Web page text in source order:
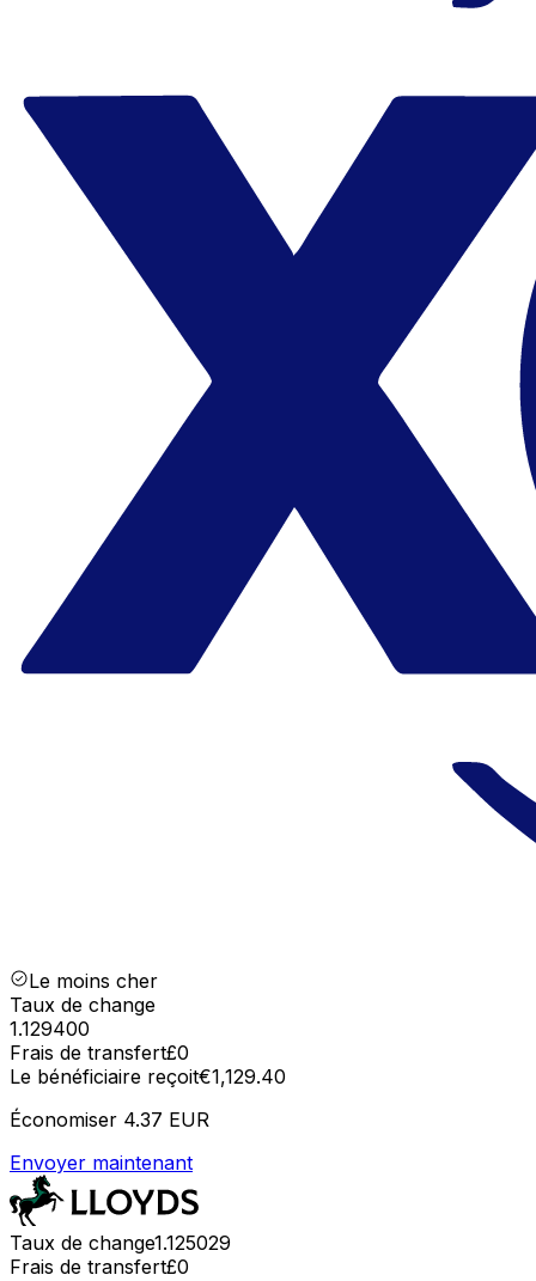
Le moins cher
Taux de change
1.129400
Frais de transfert£0
Le bénéficiaire reçoit€1,129.40
Économiser 4.37 EUR
Envoyer maintenant
Taux de change1.125029
Frais de transfert£0